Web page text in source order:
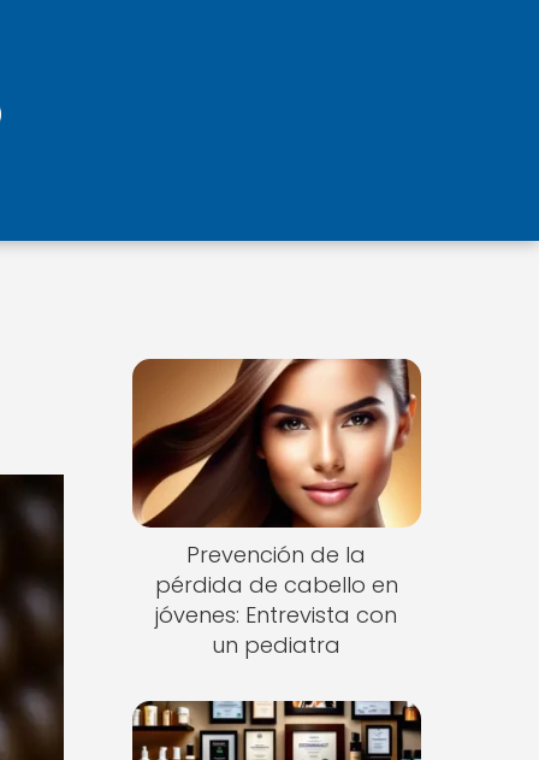
Prevención de la
pérdida de cabello en
jóvenes: Entrevista con
un pediatra